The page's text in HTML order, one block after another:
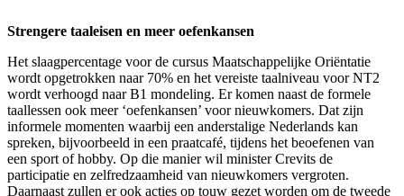
Strengere taaleisen en meer oefenkansen
Het slaagpercentage voor de cursus Maatschappelijke Oriëntatie
wordt opgetrokken naar 70% en het vereiste taalniveau voor NT2
wordt verhoogd naar B1 mondeling. Er komen naast de formele
taallessen ook meer ‘oefenkansen’ voor nieuwkomers. Dat zijn
informele momenten waarbij een anderstalige Nederlands kan
spreken, bijvoorbeeld in een praatcafé, tijdens het beoefenen van
een sport of hobby. Op die manier wil minister Crevits de
participatie en zelfredzaamheid van nieuwkomers vergroten.
Daarnaast zullen er ook acties op touw gezet worden om de tweede